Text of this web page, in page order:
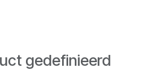
gedefinieerd